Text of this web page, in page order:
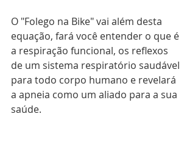
O "Folego na Bike" vai além desta
equação, fará você entender o que é
a respiração funcional, os reflexos
de um sistema respiratório saudável
para todo corpo humano e revelará
a apneia como um aliado para a sua
saúde.